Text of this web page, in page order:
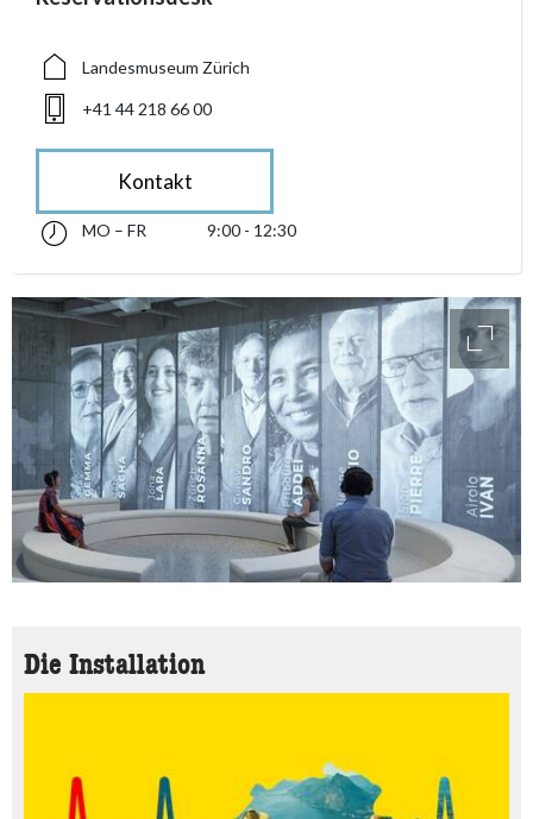
Landesmuseum Zürich
+41 44 218 66 00
Kontakt
accessibility.sr-only.opening_hours
Montag bis Freitag 09:00 - 12:30
MO – FR 9:00 - 12:30
Die Installation